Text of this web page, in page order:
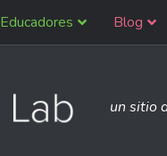
Educadores Blog
un sitio